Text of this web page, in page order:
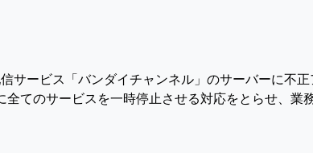
サービス「バンダイチャンネル」のサーバーに不
てのサービスを一時停止させる対応をとらせ、業